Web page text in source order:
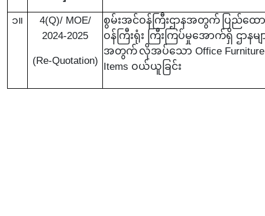
၁။
4(Q)/ MOE/
2024-2025
(Re-Quotation)
စွမ်းအင်ဝန်ကြီးဌာနအတွက် ပြည်ထေ
ဝန်ကြီးရုံး ကြီးကြပ်မှုအောက်ရှိ ဌာနမျ
အတွက် လိုအပ်သော Office Furniture
Items ဝယ်ယူခြင်း